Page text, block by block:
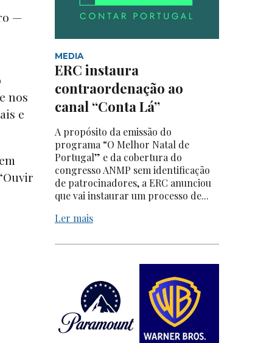
—
nos
e
MEDIA
ERC instaura
contraordenação ao
canal “Conta Lá”
A propósito da emissão do
programa “O Melhor Natal de
Portugal” e da cobertura do
congresso ANMP sem identificação
de patrocinadores, a ERC anunciou
que vai instaurar um processo de...
Ler mais